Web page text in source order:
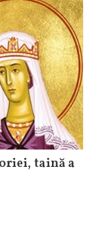
taină a